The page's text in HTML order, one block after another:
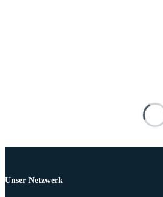
Unser Netzwerk